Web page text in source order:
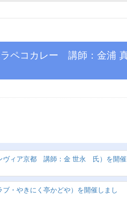
ヴィア京都 講師：金 世永 氏）を開催
・やきにく亭かどや）を開催しまし